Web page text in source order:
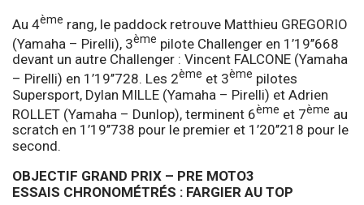
Au 4ème rang, le paddock retrouve Matthieu GREGORIO
(Yamaha – Pirelli), 3ème pilote Challenger en 1’19’’668
devant un autre Challenger : Vincent FALCONE (Yamaha
– Pirelli) en 1’19’’728. Les 2ème et 3ème pilotes
Supersport, Dylan MILLE (Yamaha – Pirelli) et Adrien
ROLLET (Yamaha – Dunlop), terminent 6ème et 7ème au
scratch en 1’19’’738 pour le premier et 1’20’’218 pour le
second.
OBJECTIF GRAND PRIX – PRE MOTO3
ESSAIS CHRONOMÉTRÉS : FARGIER AU TOP